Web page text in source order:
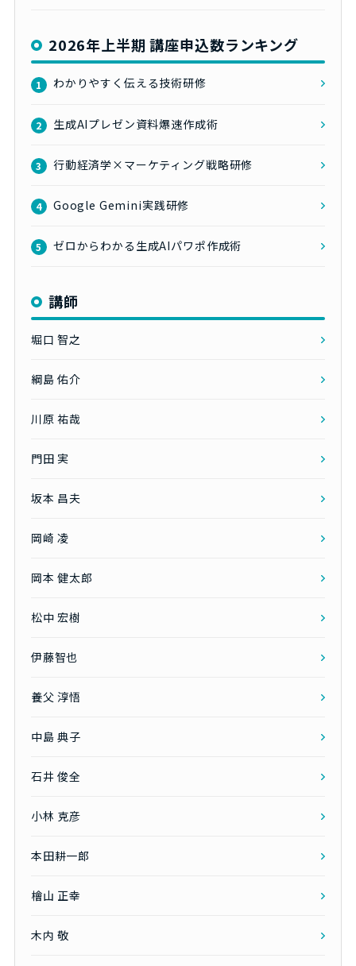
2026年上半期 講座申込数ランキング
1 わかりやすく伝える技術研修
2 生成AIプレゼン資料爆速作成術
3 行動経済学×マーケティング戦略研修
4 Google Gemini実践研修
5 ゼロからわかる生成AIパワポ作成術
講師
堀口 智之
綱島 佑介
川原 祐哉
門田 実
坂本 昌夫
岡崎 凌
岡本 健太郎
松中 宏樹
伊藤智也
養父 淳悟
中島 典子
石井 俊全
小林 克彦
本田耕一郎
檜山 正幸
木内 敬